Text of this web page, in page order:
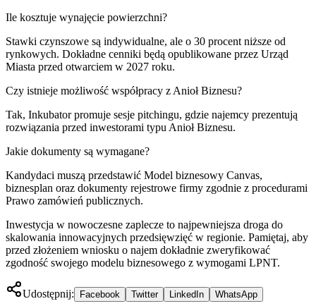
Ile kosztuje wynajęcie powierzchni?
Stawki czynszowe są indywidualne, ale o 30 procent niższe od
rynkowych. Dokładne cenniki będą opublikowane przez Urząd
Miasta przed otwarciem w 2027 roku.
Czy istnieje możliwość współpracy z Anioł Biznesu?
Tak, Inkubator promuje sesje pitchingu, gdzie najemcy prezentują
rozwiązania przed inwestorami typu Anioł Biznesu.
Jakie dokumenty są wymagane?
Kandydaci muszą przedstawić Model biznesowy Canvas,
biznesplan oraz dokumenty rejestrowe firmy zgodnie z procedurami
Prawo zamówień publicznych.
Inwestycja w nowoczesne zaplecze to najpewniejsza droga do
skalowania innowacyjnych przedsięwzięć w regionie. Pamiętaj, aby
przed złożeniem wniosku o najem dokładnie zweryfikować
zgodność swojego modelu biznesowego z wymogami LPNT.
Udostępnij: Facebook Twitter LinkedIn WhatsApp